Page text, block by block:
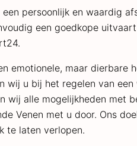
persoonlijk en waardig
een goedkope
emotionele, maar dierbare
wij u bij het regelen van
wij alle mogelijkheden met
Venen met u door. Ons
te laten verlopen.